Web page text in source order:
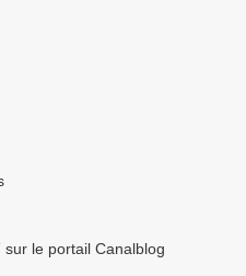
le portail Canalblog